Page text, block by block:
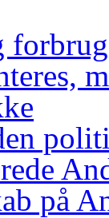
på